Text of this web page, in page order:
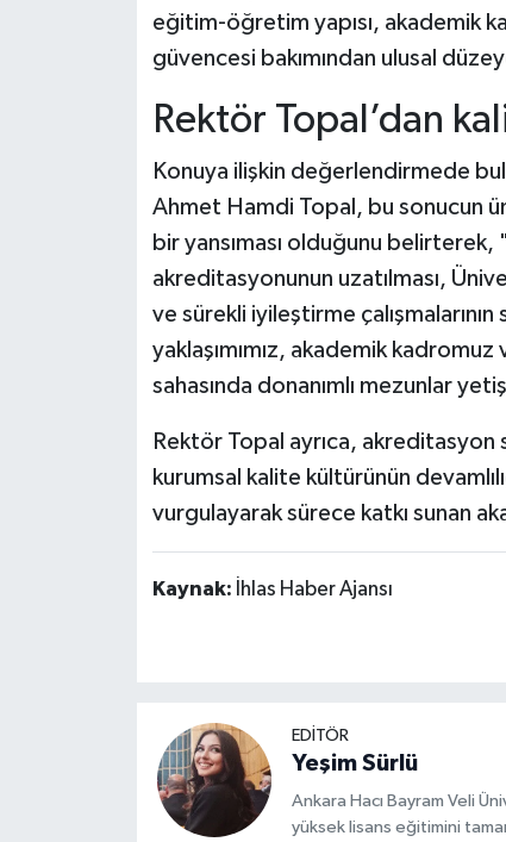
eğitim-öğretim yapısı, akademik
güvencesi bakımından ulusal
Rektör Topal’dan
Konuya ilişkin değerlendirmede
Ahmet Hamdi Topal, bu sonucun
bir yansıması olduğunu
akreditasyonunun uzatılması,
ve sürekli iyileştirme
yaklaşımımız, akademik
sahasında donanımlı mezunlar
Rektör Topal ayrıca, akreditasyon
kurumsal kalite kültürünün
vurgulayarak sürece katkı sunan
Kaynak: İhlas Haber Ajansı
EDİTÖR
Yeşim Sürlü
Ankara Hacı Bayram Veli
yüksek lisans eğitimini